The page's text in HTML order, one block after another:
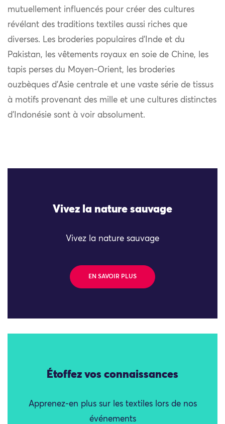
mutuellement influencés pour créer des cultures
révélant des traditions textiles aussi riches que
diverses. Les broderies populaires d’Inde et du
Pakistan, les vêtements royaux en soie de Chine, les
tapis perses du Moyen-Orient, les broderies
ouzbèques d’Asie centrale et une vaste série de tissus
à motifs provenant des mille et une cultures distinctes
d’Indonésie sont à voir absolument.
Vivez la nature sauvage
Vivez la nature sauvage
EN SAVOIR PLUS
Étoffez vos connaissances
Apprenez-en plus sur les textiles lors de nos
événements